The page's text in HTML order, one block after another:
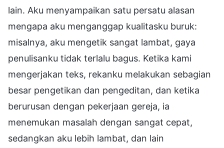
lain. Aku menyampaikan satu persatu alasan
mengapa aku menganggap kualitasku buruk:
misalnya, aku mengetik sangat lambat, gaya
penulisanku tidak terlalu bagus. Ketika kami
mengerjakan teks, rekanku melakukan sebagian
besar pengetikan dan pengeditan, dan ketika
berurusan dengan pekerjaan gereja, ia
menemukan masalah dengan sangat cepat,
sedangkan aku lebih lambat, dan lain